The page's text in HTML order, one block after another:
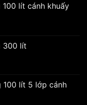
lít cánh khuấy
300 lít
100 lít 5 lớp cánh